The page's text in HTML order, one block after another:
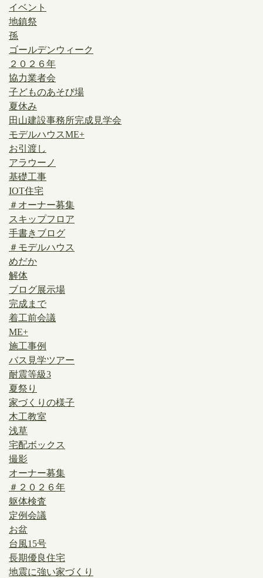
イベント
地鎮祭
孫
ゴールデンウィーク
２０２６年
協力業者会
子どものあそび場
夏休み
田山建設事務所完成見学会
モデルハウスME+
お引渡し
アラウーノ
基礎工事
IOT住宅
＃オーナー募集
スキップフロア
手書きブログ
＃モデルハウス
めだか
解体
ブログ展示場
完成まで
着工前会議
ME+
施工事例
バス見学ツアー
耐震等級3
夏祭り
家づくりの様子
木工教室
浅草
宅配ボックス
撮影
オーナー募集
＃２０２６年
躯体検査
定例会議
お盆
台風15号
長期優良住宅
地震に強い家づくり